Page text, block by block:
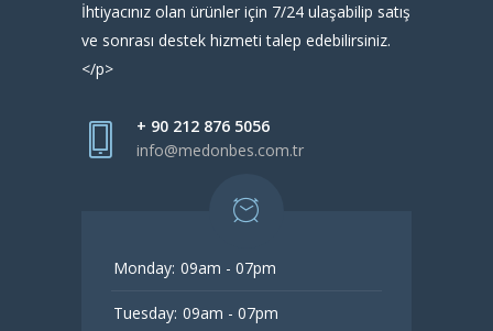
İhtiyacınız olan ürünler için 7/24 ulaşabilip satış
ve sonrası destek hizmeti talep edebilirsiniz.
</p>
+ 90 212 876 5056
info@medonbes.com.tr
Monday: 09am - 07pm
Tuesday: 09am - 07pm